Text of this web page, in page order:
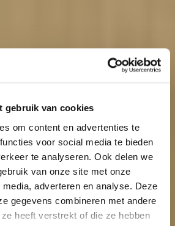
gebruik van cookies
om content en advertenties te
voor social media te bieden
te analyseren. Ook delen we
van onze site met onze
adverteren en analyse. Deze
gegevens combineren met andere
heeft verstrekt of die ze hebben